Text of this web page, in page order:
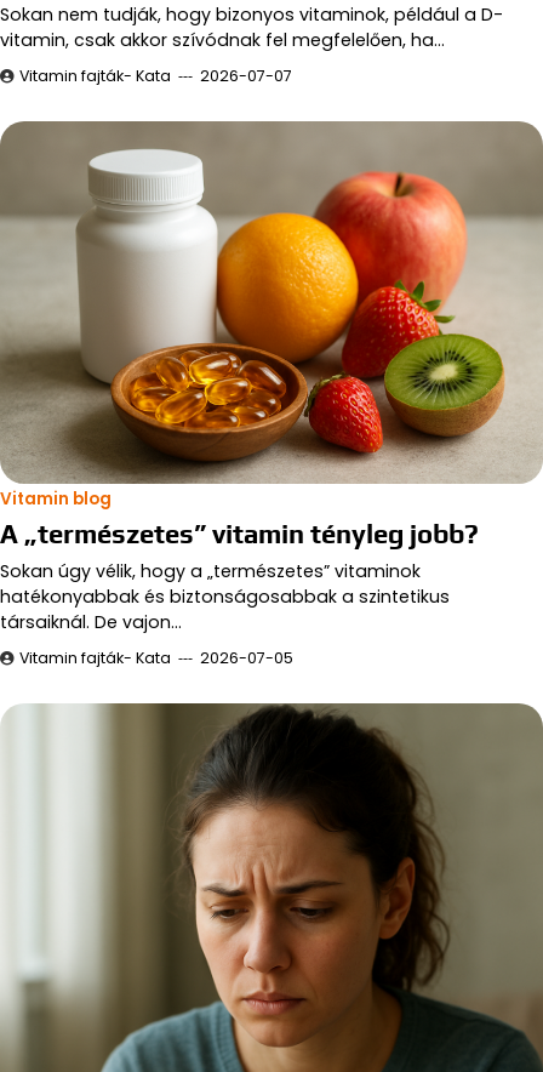
Sokan nem tudják, hogy bizonyos vitaminok, például a D-
vitamin, csak akkor szívódnak fel megfelelően, ha…
Vitamin fajták- Kata 2026-07-07
Vitamin blog
A „természetes” vitamin tényleg jobb?
Sokan úgy vélik, hogy a „természetes” vitaminok
hatékonyabbak és biztonságosabbak a szintetikus
társaiknál. De vajon…
Vitamin fajták- Kata 2026-07-05